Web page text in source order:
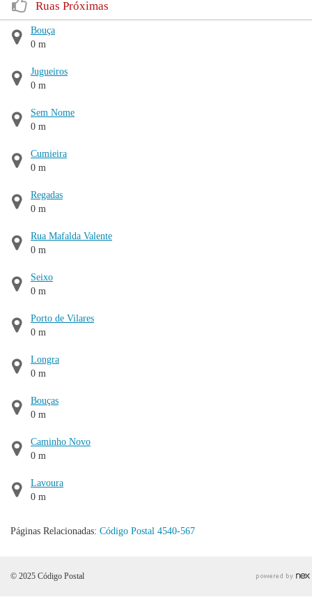
Ruas Próximas
Bouça
0 m
Jugueiros
0 m
Sem Nome
0 m
Cumieira
0 m
Regadas
0 m
Rua Mafalda Valente
0 m
Seixo
0 m
Porto de Vilares
0 m
Longra
0 m
Bouças
0 m
Caminho Novo
0 m
Lavoura
0 m
Páginas Relacionadas: Código Postal 4540-567
© 2025 Código Postal